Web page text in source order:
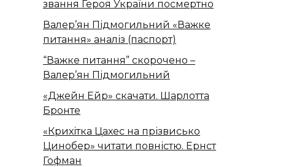
звання Героя України посмертно
Валер’ян Підмогильний «Важке
питання» аналіз (паспорт)
“Важке питання” скорочено –
Валер’ян Підмогильний
«Джейн Ейр» скачати. Шарлотта
Бронте
«Крихітка Цахес на прізвисько
Цинобер» читати повністю. Ернст
Гофман